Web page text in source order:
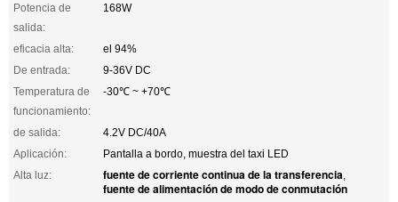
Potencia de
salida:
168W
eficacia alta:
el 94%
De entrada:
9-36V DC
Temperatura de
funcionamiento:
-30℃ ~ +70℃
de salida:
4.2V DC/40A
Aplicación:
Pantalla a bordo, muestra del taxi LED
Alta luz:
fuente de corriente continua de la transferencia,
fuente de alimentación de modo de conmutación